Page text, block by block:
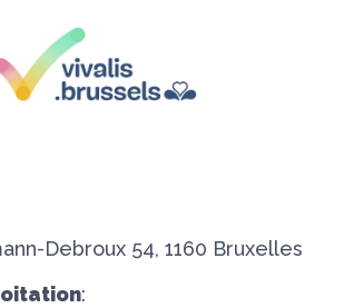
Debroux 54, 1160 Bruxelles
: